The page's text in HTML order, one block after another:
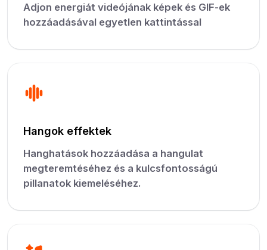
Adjon energiát videójának képek és GIF-ek
hozzáadásával egyetlen kattintással
Hangok effektek
Hanghatások hozzáadása a hangulat
megteremtéséhez és a kulcsfontosságú
pillanatok kiemeléséhez.